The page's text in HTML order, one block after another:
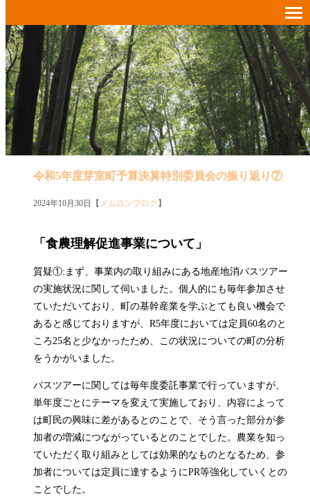
令和5年度芽室町予算決算特別委員会の振り返り⑦
2024年10月30日【 メムロンブログ】
「食農理解促進事業について」
質疑①:まず、事業内の取り組みにある地産地消バスツアー
の実施状況に関して伺いました。個人的にも毎年参加させ
ていただいており、町の基幹産業を学ぶとても良い機会で
あると感じておりますが、R5年度においては定員60名のと
ころ25名と少なかったため、この状況についての町の分析
をうかがいました。
バスツアーに関しては毎年度委託事業で行っていますが、
単年度ごとにテーマを変えて実施しており、内容によって
は町民の興味に差があるとのことで、そう言った部分が参
加者の増減につながっているとのことでした。農業を知っ
ていただく取り組みとしては効果的なものとなるため、参
加者については定員に達するようにPR等強化していくとの
ことでした。